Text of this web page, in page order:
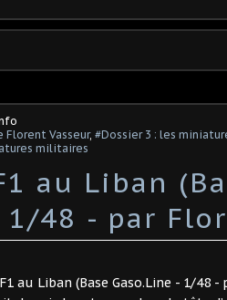
Florent Vasseur, #Dossier 3 : les
militaires
au Liban
1/48 - par
au Liban (Base Gaso.Line - 1/48